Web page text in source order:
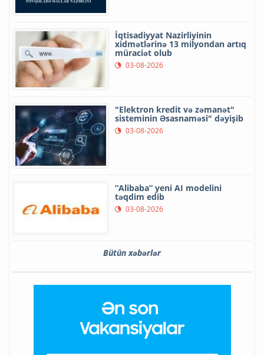
İqtisadiyyat Nazirliyinin
xidmətlərinə 13 milyondan artıq
müraciət olub
03-08-2026
"Elektron kredit və zəmanət"
sisteminin Əsasnaməsi" dəyişib
03-08-2026
“Alibaba” yeni AI modelini
təqdim edib
03-08-2026
Bütün xəbərlər